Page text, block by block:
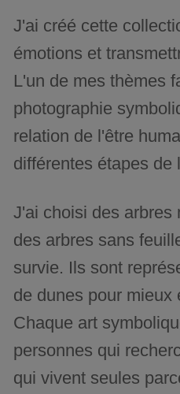
J'ai créé cette
émotions et
L'un de mes thèmes
photographie
relation de l'être
différentes étapes de
J'ai choisi des arbres
des arbres sans
survie. Ils sont
de dunes pour mieux
Chaque art
personnes qui
qui vivent seules